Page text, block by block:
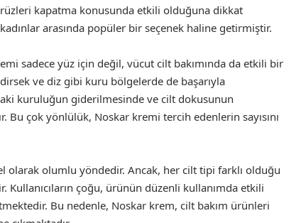
kapatma konusunda etkili olduğuna dikkat
arasında popüler bir seçenek haline getirmiştir.
sadece yüz için değil, vücut cilt bakımında da etkili bir
ve diz gibi kuru bölgelerde de başarıyla
kuruluğun giderilmesinde ve cilt dokusunun
çok yönlülük, Noskar kremi tercih edenlerin sayısını
olarak olumlu yöndedir. Ancak, her cilt tipi farklı olduğu
çoğu, ürünün düzenli kullanımda etkili
Bu nedenle, Noskar krem, cilt bakım ürünleri